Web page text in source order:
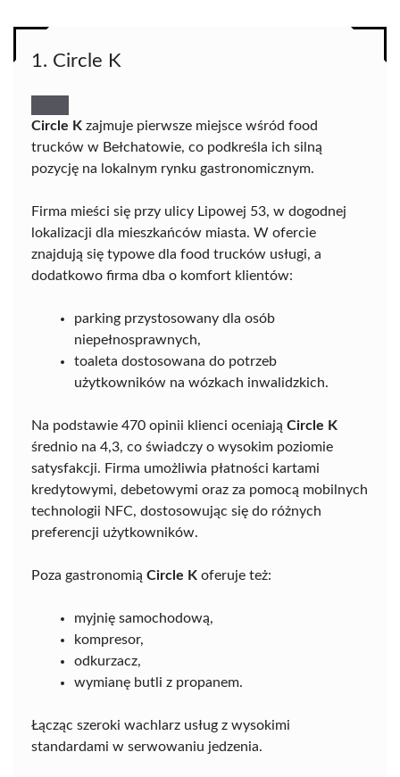
1. Circle K
Circle K zajmuje pierwsze miejsce wśród food
trucków w Bełchatowie, co podkreśla ich silną
pozycję na lokalnym rynku gastronomicznym.
Firma mieści się przy ulicy Lipowej 53, w dogodnej
lokalizacji dla mieszkańców miasta. W ofercie
znajdują się typowe dla food trucków usługi, a
dodatkowo firma dba o komfort klientów:
parking przystosowany dla osób
niepełnosprawnych,
toaleta dostosowana do potrzeb
użytkowników na wózkach inwalidzkich.
Na podstawie 470 opinii klienci oceniają Circle K
średnio na 4,3, co świadczy o wysokim poziomie
satysfakcji. Firma umożliwia płatności kartami
kredytowymi, debetowymi oraz za pomocą mobilnych
technologii NFC, dostosowując się do różnych
preferencji użytkowników.
Poza gastronomią Circle K oferuje też:
myjnię samochodową,
kompresor,
odkurzacz,
wymianę butli z propanem.
Łącząc szeroki wachlarz usług z wysokimi
standardami w serwowaniu jedzenia.